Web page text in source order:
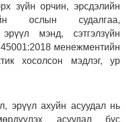
зүйн орчин, эрсдэлийн
ослын судалгаа,
мэнд, сэтгэлзүйн
менежментийн
хосолсон мэдлэг, ур
эрүүл ахуйн асуудал нь
асуудал бус